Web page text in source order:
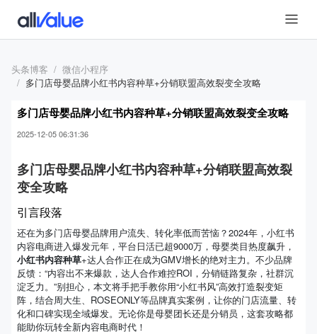
头条博客
微信小程序
多门店母婴品牌小红书内容种草+分销联盟高效裂变全攻略
多门店母婴品牌小红书内容种草+分销联盟高效裂变全攻略
2025-12-05 06:31:36
多门店母婴品牌小红书内容种草+分销联盟高效裂
变全攻略
引言段落
还在为多门店母婴品牌用户流失、转化率低而苦恼？2024年，小红书
内容电商进入爆发元年，平台日活已超9000万，母婴类目热度飙升，
小红书内容种草+达人合作正在成为GMV增长的绝对主力。不少品牌
反馈：“内容出不来爆款，达人合作难控ROI，分销链路复杂，社群沉
淀乏力。”别担心，本文将手把手教你用“小红书风”高效打造裂变矩
阵，结合周大生、ROSEONLY等品牌真实案例，让你的门店流量、转
化和口碑实现全域爆发。无论你是母婴团长还是分销员，这套攻略都
能助你玩转全新内容电商时代！